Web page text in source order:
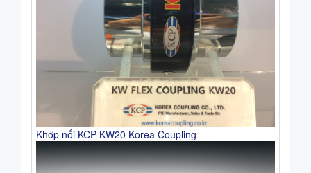
Khớp nối KCP KW20 Korea Coupling